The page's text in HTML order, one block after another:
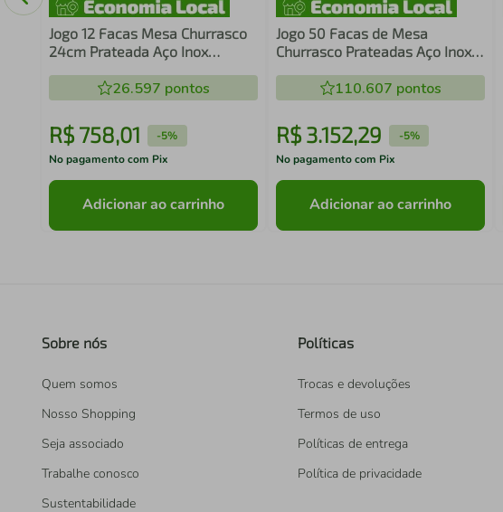
Jogo 12 Facas Mesa Churrasco
24cm Prateada Aço Inox
26.597 pontos
R$ 758,01 -5%
No pagamento com Pix
Adicionar ao carrinho
Jogo 50 Facas de Mesa
Churrasco Prateadas Aço Inox
110.607 pontos
R$ 3.152,29 -5%
No pagamento com Pix
Adicionar ao carrinho
Sobre nós
Quem somos
Nosso Shopping
Seja associado
Trabalhe conosco
Sustentabilidade
Políticas
Trocas e devoluções
Termos de uso
Políticas de entrega
Política de privacidade